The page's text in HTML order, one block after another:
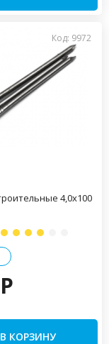
Код: 9972
4,0х100
В КОРЗИНУ